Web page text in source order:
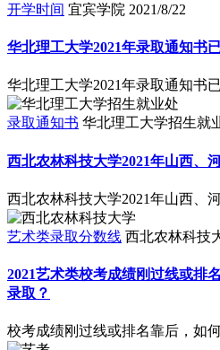
开学时间 宜宾学院 2021/8/22
华北理工大学2021年录取通知书
华北理工大学2021年录取通知书
录取通知书 华北理工大学招生就
西北农林科技大学2021年山西、
西北农林科技大学2021年山西、
艺术类录取分数线 西北农林科技
2021艺术类校考成绩刚过线或排
录取？
校考成绩刚过线或排名靠后，如